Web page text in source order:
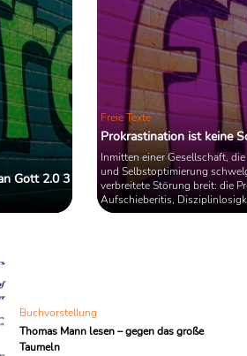
Gott 2.0 3
Freie Texte
Prokrastination ist keine
Inmitten einer Gesellschaft,
und Selbstoptimierung
verbreitete Störung breit: die
Aufschieberitis,
Wahrheit mehr: ein kulturelles
Buchvorstellung
Thomas Mann lesen – gegen das große
Taumeln